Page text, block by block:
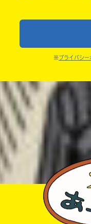
中学1年
高校生以上
ならないよう気を
・キャンペーン開
・ポプラ社の宣伝
・かき終えたら、
きこんでいたり
みなおしてみてね
※ プライバシー